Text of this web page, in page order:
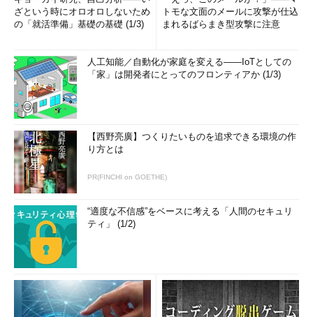
ざという時にオロオロしないため
の「就活準備」基礎の基礎 (1/3)
トモな文面のメールに攻撃が仕込
まれるばらまき型攻撃に注意
人工知能／自動化が家庭を変える――IoTとしての
「家」は開発者にとってのフロンティアか (1/3)
【西野亮廣】つくりたいものを追求できる環境の作
り方とは
PR(FINCHI on GOETHE)
“適度な不信感”をベースに考える「人間のセキュリ
ティ」 (1/2)